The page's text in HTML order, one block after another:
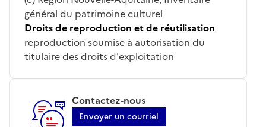
général du patrimoine culturel
Droits de reproduction et de réutilisation
reproduction soumise à autorisation du
titulaire des droits d'exploitation
Contactez-nous
Envoyer un courriel